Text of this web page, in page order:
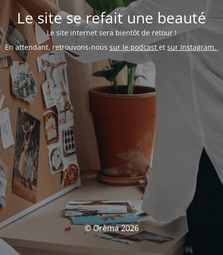
Le site se refait une beauté
Le site internet sera bientôt de retour !
En attendant, retrouvons-nous sur le podcast et sur Instagram.
© Orèma 2026